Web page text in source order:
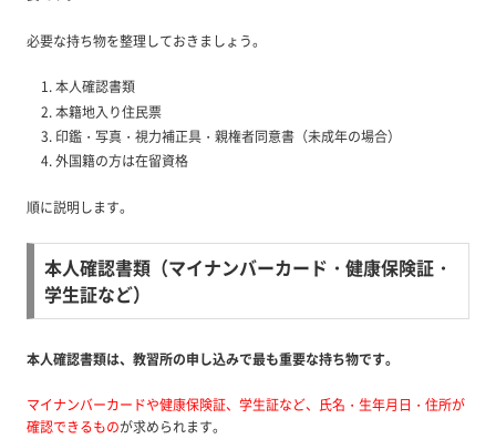
必要な持ち物を整理しておきましょう。
本人確認書類
本籍地入り住民票
印鑑・写真・視力補正具・親権者同意書（未成年の場合）
外国籍の方は在留資格
順に説明します。
本人確認書類（マイナンバーカード・健康保険証・
学生証など）
本人確認書類は、教習所の申し込みで最も重要な持ち物です。
マイナンバーカードや健康保険証、学生証など、氏名・生年月日・住所が
確認できるものが求められます。